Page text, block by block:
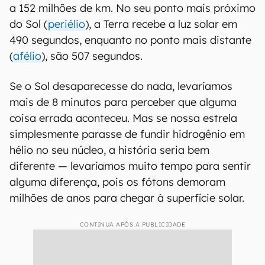
a 152 milhões de km. No seu ponto mais próximo
do Sol (periélio), a Terra recebe a luz solar em
490 segundos, enquanto no ponto mais distante
(afélio), são 507 segundos.
Se o Sol desaparecesse do nada, levaríamos
mais de 8 minutos para perceber que alguma
coisa errada aconteceu. Mas se nossa estrela
simplesmente parasse de fundir hidrogênio em
hélio no seu núcleo, a história seria bem
diferente — levaríamos muito tempo para sentir
alguma diferença, pois os fótons demoram
milhões de anos para chegar à superfície solar.
CONTINUA APÓS A PUBLICIDADE